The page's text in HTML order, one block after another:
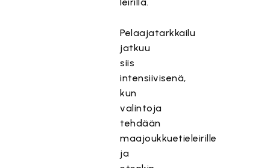
Pelaajatarkkailu
jatkuu
siis
intensiivisenä,
kun
valintoja
tehdään
maajoukkuetieleirille
ja